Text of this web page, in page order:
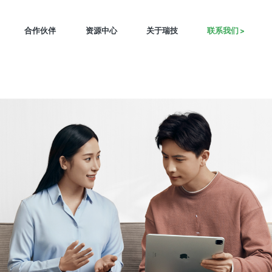
合作伙伴 资源中心 关于瑞技 联系我们 >